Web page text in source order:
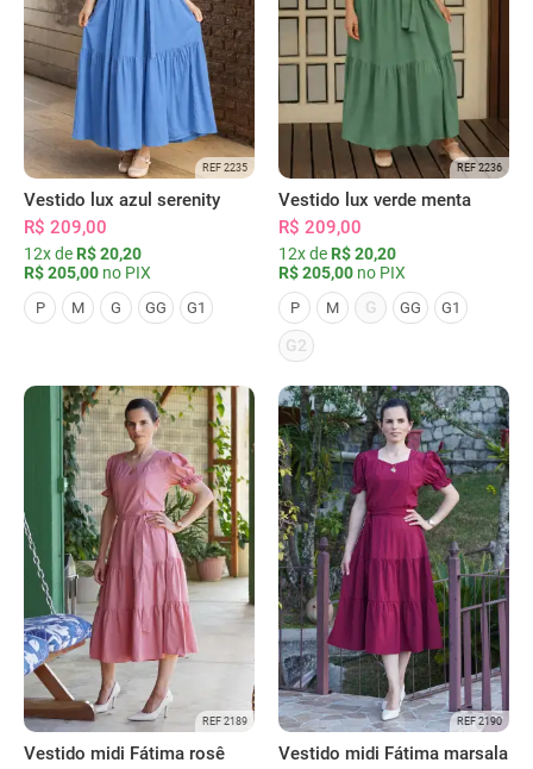
REF 2235
Vestido lux azul serenity
R$ 209,00
12x de R$ 20,20
R$ 205,00 no PIX
P M G GG G1
REF 2236
Vestido lux verde menta
R$ 209,00
12x de R$ 20,20
R$ 205,00 no PIX
P M G GG G1
G2
REF 2189
Vestido midi Fátima rosê
REF 2190
Vestido midi Fátima marsala